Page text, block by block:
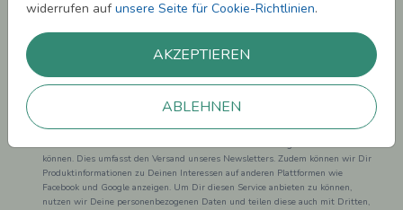
widerrufen aufunsere Seite für Cookie-Richtlinien.
AKZEPTIEREN
ABLEHNEN
Melde Dich zu unserem Newsletter an und bleibe auf dem
Einwilligung zur Datennutzung für Marketingzwecke: Hiermit willigst Du ein,
können. Dies umfasst den Versand unseres Newsletters. Zudem können wir Dir
Produktinformationen zu Deinen Interessen auf anderen Plattformen wie
Facebook und Google anzeigen. Um Dir diesen Service anbieten zu können,
nutzen wir Deine personenbezogenen Daten und teilen diese auch mit Dritten,